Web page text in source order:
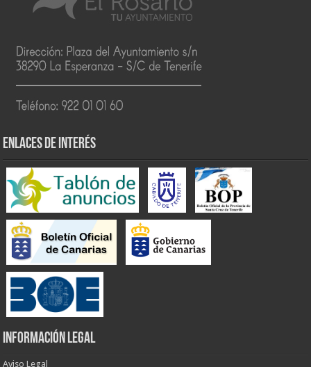
ENLACES DE INTERÉS
INFORMACIÓN LEGAL
Aviso Legal